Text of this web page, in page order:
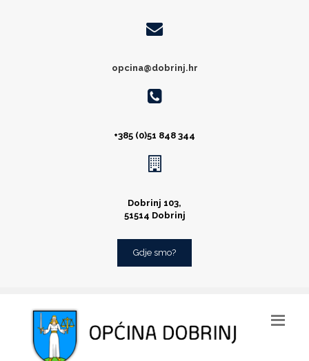
opcina@dobrinj.hr
+385 (0)51 848 344
Dobrinj 103,
51514 Dobrinj
Gdje smo?